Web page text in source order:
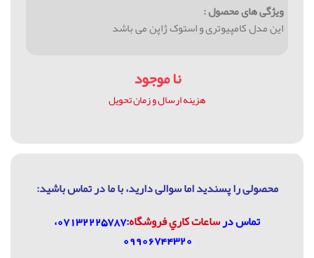
ویژگی های محصول :
این مدل کامپیوتری و استوک ژاپن می باشد
نا موجود
هزینه ارسال و زمان تحویل
محصولی را پسندید اما سوالی دارید، با ما در تماس باشيد:
تماس درساعات كاري فروشگاه
:07132225787،
09906744320